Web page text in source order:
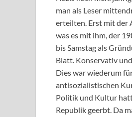
man als Leser
erteilten. Erst mit der
was es mit ihm, der
bis Samstag als
Blatt. Konservativ
Dies war wiederum
antisozialistischen
Politik und Kultur
Republik geerbt. Da